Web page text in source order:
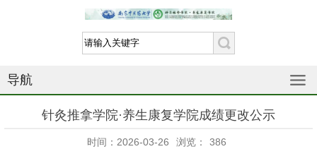
导航
针灸推拿学院·养生康复学院成绩更改公示
时间：2026-03-26 浏览： 386